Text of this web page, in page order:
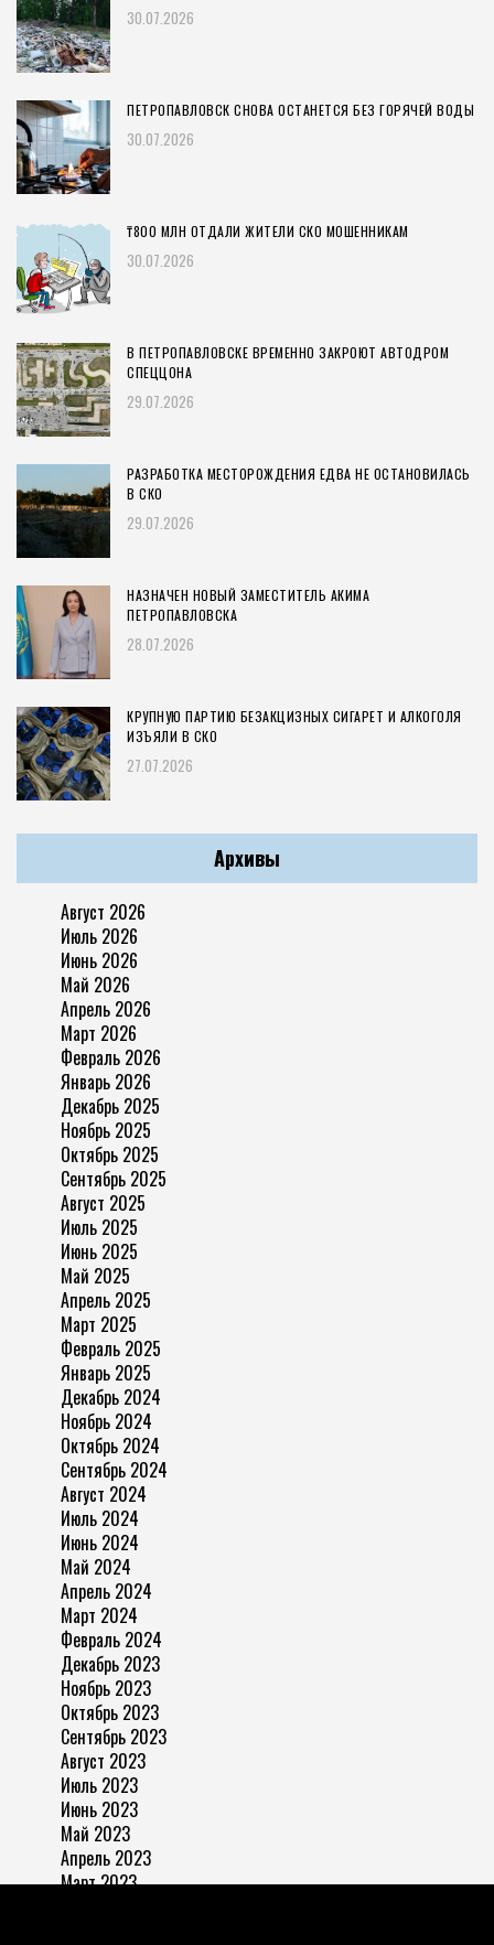
30.07.2026
ПЕТРОПАВЛОВСК СНОВА ОСТАНЕТСЯ БЕЗ ГОРЯЧЕЙ ВОДЫ
30.07.2026
₸800 МЛН ОТДАЛИ ЖИТЕЛИ СКО МОШЕННИКАМ
30.07.2026
В ПЕТРОПАВЛОВСКЕ ВРЕМЕННО ЗАКРОЮТ АВТОДРОМ
СПЕЦЦОНА
29.07.2026
РАЗРАБОТКА МЕСТОРОЖДЕНИЯ ЕДВА НЕ ОСТАНОВИЛАСЬ
В СКО
29.07.2026
НАЗНАЧЕН НОВЫЙ ЗАМЕСТИТЕЛЬ АКИМА
ПЕТРОПАВЛОВСКА
28.07.2026
КРУПНУЮ ПАРТИЮ БЕЗАКЦИЗНЫХ СИГАРЕТ И АЛКОГОЛЯ
ИЗЪЯЛИ В СКО
27.07.2026
Архивы
Август 2026
Июль 2026
Июнь 2026
Май 2026
Апрель 2026
Март 2026
Февраль 2026
Январь 2026
Декабрь 2025
Ноябрь 2025
Октябрь 2025
Сентябрь 2025
Август 2025
Июль 2025
Июнь 2025
Май 2025
Апрель 2025
Март 2025
Февраль 2025
Январь 2025
Декабрь 2024
Ноябрь 2024
Октябрь 2024
Сентябрь 2024
Август 2024
Июль 2024
Июнь 2024
Май 2024
Апрель 2024
Март 2024
Февраль 2024
Декабрь 2023
Ноябрь 2023
Октябрь 2023
Сентябрь 2023
Август 2023
Июль 2023
Июнь 2023
Май 2023
Апрель 2023
Март 2023